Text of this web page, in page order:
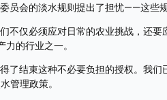
员会的淡水规则提出了担忧——这些
不仅必须应对日常的农业挑战，还
的行业之一。
了结束这种不必要负担的授权。我
管理政策。